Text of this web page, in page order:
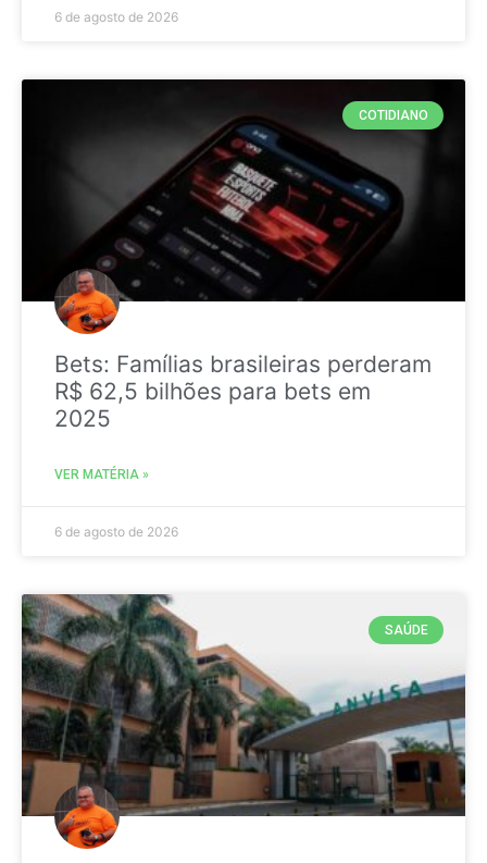
6 de agosto de 2026
COTIDIANO
Bets: Famílias brasileiras perderam
R$ 62,5 bilhões para bets em
2025
VER MATÉRIA »
6 de agosto de 2026
SAÚDE